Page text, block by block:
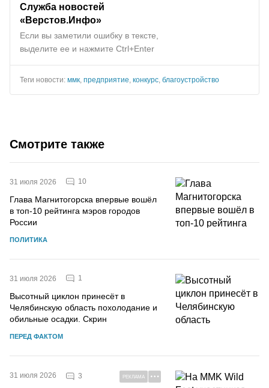
Служба новостей
«Верстов.Инфо»
Если вы заметили ошибку в тексте,
выделите ее и нажмите Ctrl+Enter
Теги новости: ммк предприятие конкурс благоустройство
Смотрите также
31 июля 2026 10
Глава Магнитогорска впервые вошёл
в топ-10 рейтинга мэров городов
России
ПОЛИТИКА
31 июля 2026 1
Высотный циклон принесёт в
Челябинскую область похолодание и
обильные осадки. Скрин
ПЕРЕД ФАКТОМ
31 июля 2026 3 РЕКЛАМА